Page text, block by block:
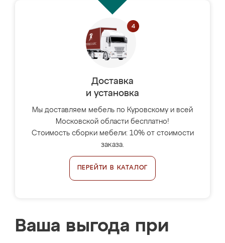
Доставка
и установка
Мы доставляем мебель по Куровскому и всей
Московской области бесплатно!
Стоимость сборки мебели: 10% от стоимости
заказа.
ПЕРЕЙТИ В КАТАЛОГ
Ваша выгода при